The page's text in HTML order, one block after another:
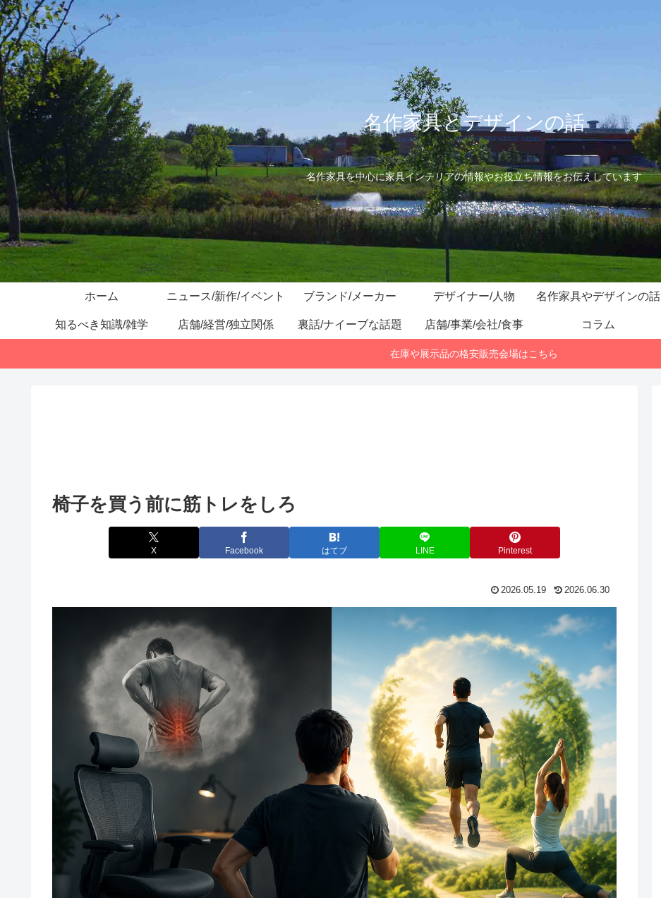
名作家具とデザインの話
名作家具を中心に家具インテリアの情報やお役立ち情報をお伝えしています
ホーム ニュース/新作/イベント ブランド/メーカー デザイナー/人物 名作家具やデザインの話
知るべき知識/雑学 店舗/経営/独立関係 裏話/ナイーブな話題 店舗/事業/会社/食事 コラム
在庫や展示品の格安販売会場はこちら
椅子を買う前に筋トレをしろ
X Facebook はてブ LINE Pinterest
2026.05.19 2026.06.30